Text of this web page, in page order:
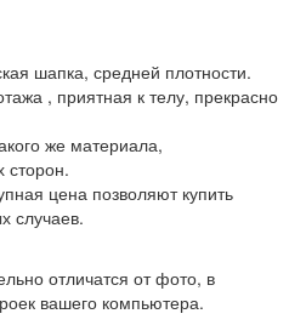
шапка, средней плотности.
, приятная к телу, прекрасно
же материала,
сторон.
цена позволяют купить
случаев.
отличатся от фото, в
вашего компьютера.